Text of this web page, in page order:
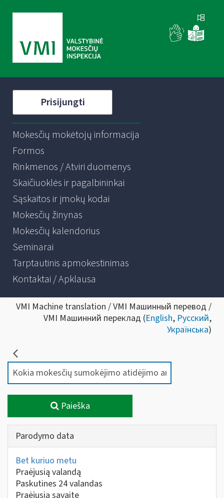
Prisijungti
Mokesčių mokėtojų informacija
Formos
Rinkmenos / Atviri duomenys
Skaičiuoklės ir pagalbininkai
Sąskaitos ir įmokų kodai
Mokesčių žinynas
Mokesčių kalendorius
Seminarai
Tarptautinis apmokestinimas
Kontaktai / Apklausa
VMI Machine translation / VMI Машинный перевод /
VMI Машинний переклад (English, Русский,
Українська)
Paieška
Parodymo data
Bet kuriuo metu
Praėjusią valandą
Paskutines 24 valandas
Praėjusią savaitę